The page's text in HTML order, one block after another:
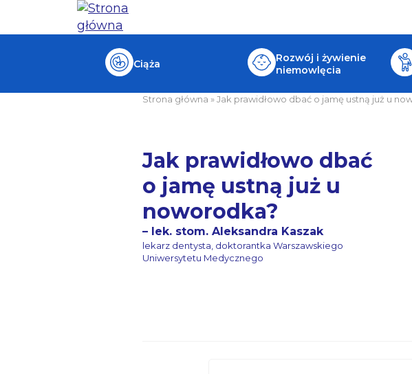
Ciąża
Rozwój i żywienie
niemowlęcia
Strona główna »Jak prawidłowo dbać o jamę ustną już u
Jak prawidłowo dbać
o jamę ustną już u
noworodka?
– lek. stom. Aleksandra Kaszak
lekarz dentysta, doktorantka Warszawskiego
Uniwersytetu Medycznego